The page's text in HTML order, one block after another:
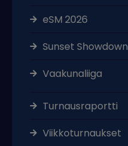
eSM 2026
Sunset Showdown
Vaakunaliiga
Turnausraportti
Viikkoturnaukset